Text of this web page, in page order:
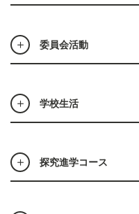
委員会活動
学校生活
探究進学コース